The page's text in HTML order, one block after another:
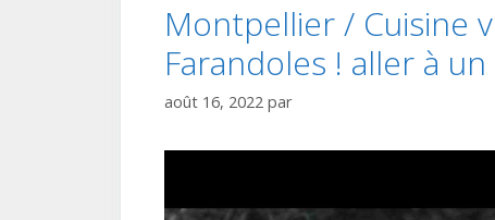
Montpellier / Cuisine
Farandoles ! aller à
août 16, 2022 par